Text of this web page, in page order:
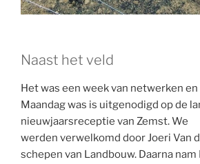
Naast het veld
Het was een week van netwerken
Maandag was is uitgenodigd op de
nieuwjaarsreceptie van Zemst. We
werden verwelkomd door Joeri Van
schepen van Landbouw. Daarna nam